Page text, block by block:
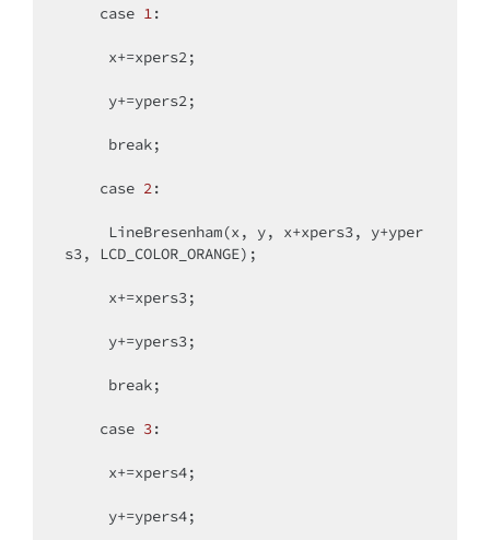
case 1:
break;
case 2:
s3, LCD_COLOR_ORANGE);
break;
case 3: